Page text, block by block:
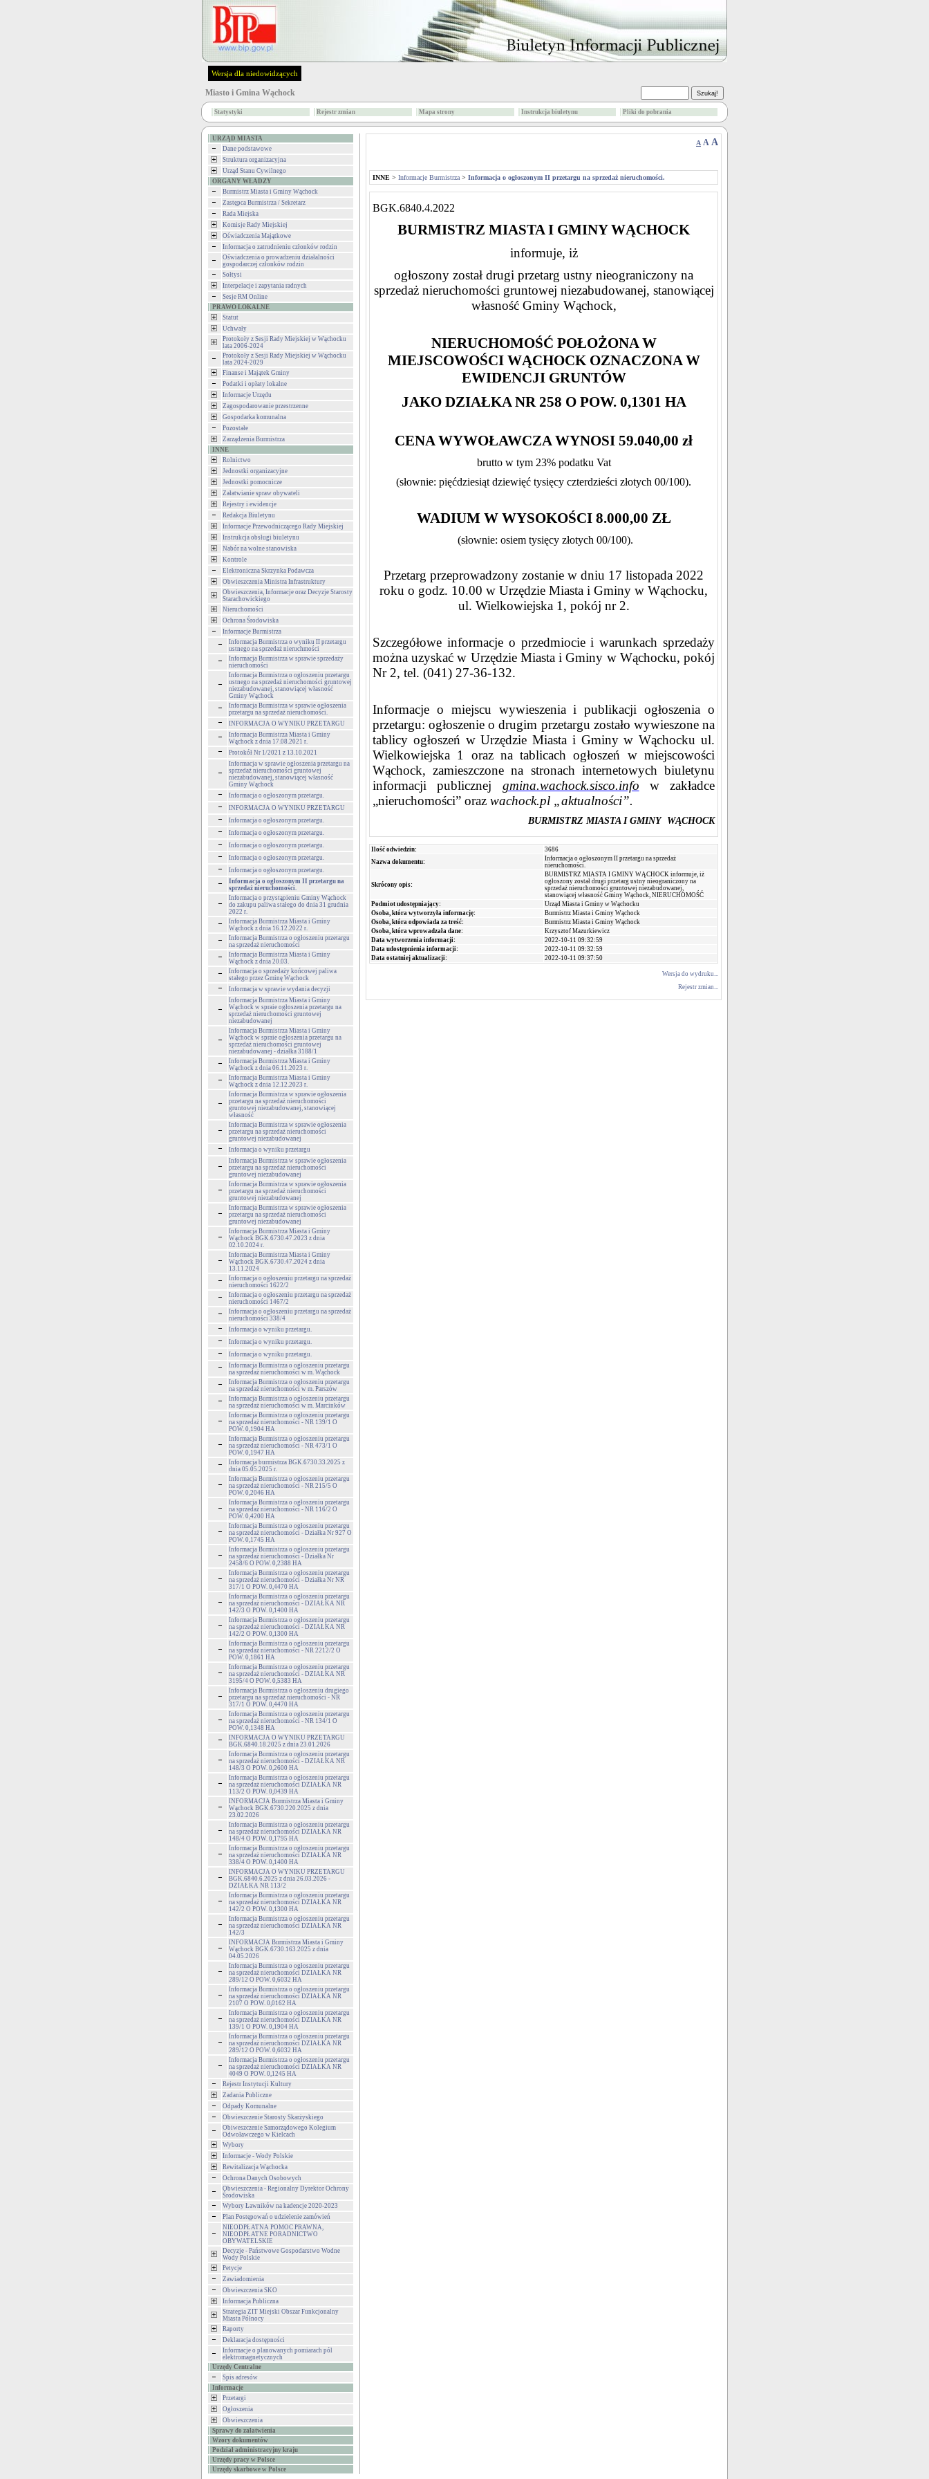
Wersja dla niedowidzących
Miasto i Gmina Wąchock
Statystyki Rejestr zmian Mapa strony Instrukcja biuletynu Pliki do pobrania
URZĄD MIASTA
Dane podstawowe
Struktura organizacyjna
Urząd Stanu Cywilnego
ORGANY WŁADZY
Burmistrz Miasta i Gminy Wąchock
Zastępca Burmistrza / Sekretarz
Rada Miejska
Komisje Rady Miejskiej
Oświadczenia Majątkowe
Informacja o zatrudnieniu członków rodzin
Oświadczenia o prowadzeniu działalności
gospodarczej członków rodzin
Sołtysi
Interpelacje i zapytania radnych
Sesje RM Online
PRAWO LOKALNE
Statut
Uchwały
Protokoły z Sesji Rady Miejskiej w Wąchocku
lata 2006-2024
Protokoły z Sesji Rady Miejskiej w Wąchocku
lata 2024-2029
Finanse i Majątek Gminy
Podatki i opłaty lokalne
Informacje Urzędu
Zagospodarowanie przestrzenne
Gospodarka komunalna
Pozostałe
Zarządzenia Burmistrza
INNE
Rolnictwo
Jednostki organizacyjne
Jednostki pomocnicze
Załatwianie spraw obywateli
Rejestry i ewidencje
Redakcja Biuletynu
Informacje Przewodniczącego Rady Miejskiej
Instrukcja obsługi biuletynu
Nabór na wolne stanowiska
Kontrole
Elektroniczna Skrzynka Podawcza
Obwieszczenia Ministra Infrastruktury
Obwieszczenia, Informacje oraz Decyzje Starosty
Starachowickiego
Nieruchomości
Ochrona Środowiska
Informacje Burmistrza
Informacja Burmistrza o wyniku II przetargu
ustnego na sprzedaż nieruchmości
Informacja Burmistrza w sprawie sprzedaży
nieruchomości
Informacja Burmistrza o ogłoszeniu przetargu
ustnego na sprzedaż nieruchomości gruntowej
niezabudowanej, stanowiącej własność
Gminy Wąchock
Informacja Burmistrza w sprawie ogłoszenia
przetargu na sprzedaż nieruchomości.
INFORMACJA O WYNIKU PRZETARGU
Informacja Burmistrza Miasta i Gminy
Wąchock z dnia 17.08.2021 r.
Protokół Nr 1/2021 z 13.10.2021
Informacja w sprawie ogłoszenia przetargu na
sprzedaż nieruchomości gruntowej
niezabudowanej, stanowiącej własność
Gminy Wąchock
Informacja o ogłoszonym przetargu.
INFORMACJA O WYNIKU PRZETARGU
Informacja o ogłoszonym przetargu.
Informacja o ogłoszonym przetargu.
Informacja o ogłoszonym przetargu.
Informacja o ogłoszonym przetargu.
Informacja o ogłoszonym przetargu.
Informacja o ogłoszonym II przetargu na
sprzedaż nieruchomości.
Informacja o przystąpieniu Gminy Wąchock
do zakupu paliwa stałego do dnia 31 grudnia
2022 r.
Informacja Burmistrza Miasta i Gminy
Wąchock z dnia 16.12.2022 r.
Informacja Burmistrza o ogłoszeniu przetargu
na sprzedaż nieruchomości
Informacja Burmistrza Miasta i Gminy
Wąchock z dnia 20.03.
Informacja o sprzedaży końcowej paliwa
stałego przez Gminę Wąchock
Informacja w sprawie wydania decyzji
Informacja Burmistrza Miasta i Gminy
Wąchock w spraie ogłoszenia przetargu na
sprzedaż nieruchomości gruntowej
niezabudowanej
Informacja Burmistrza Miasta i Gminy
Wąchock w spraie ogłoszenia przetargu na
sprzedaż nieruchomości gruntowej
niezabudowanej - działka 3188/1
Informacja Burmistrza Miasta i Gminy
Wąchock z dnia 06.11.2023 r.
Informacja Burmistrza Miasta i Gminy
Wąchock z dnia 12.12.2023 r.
Informacja Burmistrza w sprawie ogłoszenia
przetargu na sprzedaż nieruchomości
gruntowej niezabudowanej, stanowiącej
własność
Informacja Burmistrza w sprawie ogłoszenia
przetargu na sprzedaż nieruchomości
gruntowej niezabudowanej
Informacja o wyniku przetargu
Informacja Burmistrza w sprawie ogłoszenia
przetargu na sprzedaż nieruchomości
gruntowej niezabudowanej
Informacja Burmistrza w sprawie ogłoszenia
przetargu na sprzedaż nieruchomości
gruntowej niezabudowanej
Informacja Burmistrza w sprawie ogłoszenia
przetargu na sprzedaż nieruchomości
gruntowej niezabudowanej
Informacja Burmistrza Miasta i Gminy
Wąchock BGK.6730.47.2023 z dnia
02.10.2024 r.
Informacja Burmistrza Miasta i Gminy
Wąchock BGK.6730.47.2024 z dnia
13.11.2024
Informacja o ogłoszeniu przetargu na sprzedaż
nieruchomości 1622/2
Informacja o ogłoszeniu przetargu na sprzedaż
nieruchomości 1467/2
Informacja o ogłoszeniu przetargu na sprzedaż
nieruchomości 338/4
Informacja o wyniku przetargu.
Informacja o wyniku przetargu.
Informacja o wyniku przetargu.
Informacja Burmistrza o ogłoszeniu przetargu
na sprzedaż nieruchomości w m. Wąchock
Informacja Burmistrza o ogłoszeniu przetargu
na sprzedaż nieruchomości w m. Parszów
Informacja Burmistrza o ogłoszeniu przetargu
na sprzedaż nieruchomości w m. Marcinków
Informacja Burmistrza o ogłoszeniu przetargu
na sprzedaż nieruchomości - NR 139/1 O
POW. 0,1904 HA
Informacja Burmistrza o ogłoszeniu przetargu
na sprzedaż nieruchomości - NR 473/1 O
POW. 0,1947 HA
Informacja burmistrza BGK.6730.33.2025 z
dnia 05.05.2025 r.
Informacja Burmistrza o ogłoszeniu przetargu
na sprzedaż nieruchomości - NR 215/5 O
POW. 0,2046 HA
Informacja Burmistrza o ogłoszeniu przetargu
na sprzedaż nieruchomości - NR 116/2 O
POW. 0,4200 HA
Informacja Burmistrza o ogłoszeniu przetargu
na sprzedaż nieruchomości - Działka Nr 927 O
POW. 0,1745 HA
Informacja Burmistrza o ogłoszeniu przetargu
na sprzedaż nieruchomości - Działka Nr
2458/6 O POW. 0,2388 HA
Informacja Burmistrza o ogłoszeniu przetargu
na sprzedaż nieruchomości - Działka Nr NR
317/1 O POW. 0,4470 HA
Informacja Burmistrza o ogłoszeniu przetargu
na sprzedaż nieruchomości - DZIAŁKA NR
142/3 O POW. 0,1400 HA
Informacja Burmistrza o ogłoszeniu przetargu
na sprzedaż nieruchomości - DZIAŁKA NR
142/2 O POW. 0,1300 HA
Informacja Burmistrza o ogłoszeniu przetargu
na sprzedaż nieruchomości - NR 2212/2 O
POW. 0,1861 HA
Informacja Burmistrza o ogłoszeniu przetargu
na sprzedaż nieruchomości - DZIAŁKA NR
3195/4 O POW. 0,5383 HA
Informacja Burmistrza o ogłoszeniu drugiego
przetargu na sprzedaż nieruchomości - NR
317/1 O POW. 0,4470 HA
Informacja Burmistrza o ogłoszeniu przetargu
na sprzedaż nieruchomości - NR 134/1 O
POW. 0,1348 HA
INFORMACJA O WYNIKU PRZETARGU
BGK.6840.18.2025 z dnia 23.01.2026
Informacja Burmistrza o ogłoszeniu przetargu
na sprzedaż nieruchomości - DZIAŁKA NR
148/3 O POW. 0,2600 HA
Informacja Burmistrza o ogłoszeniu przetargu
na sprzedaż nieruchomości DZIAŁKA NR
113/2 O POW. 0,0439 HA
INFORMACJA Burmistrza Miasta i Gminy
Wąchock BGK.6730.220.2025 z dnia
23.02.2026
Informacja Burmistrza o ogłoszeniu przetargu
na sprzedaż nieruchomości DZIAŁKA NR
148/4 O POW. 0,1795 HA
Informacja Burmistrza o ogłoszeniu przetargu
na sprzedaż nieruchomości DZIAŁKA NR
338/4 O POW. 0,1400 HA
INFORMACJA O WYNIKU PRZETARGU
BGK.6840.6.2025 z dnia 26.03.2026 -
DZIAŁKA NR 113/2
Informacja Burmistrza o ogłoszeniu przetargu
na sprzedaż nieruchomości DZIAŁKA NR
142/2 O POW. 0,1300 HA
Informacja Burmistrza o ogłoszeniu przetargu
na sprzedaż nieruchomości DZIAŁKA NR
142/3
INFORMACJA Burmistrza Miasta i Gminy
Wąchock BGK.6730.163.2025 z dnia
04.05.2026
Informacja Burmistrza o ogłoszeniu przetargu
na sprzedaż nieruchomości DZIAŁKA NR
289/12 O POW. 0,6032 HA
Informacja Burmistrza o ogłoszeniu przetargu
na sprzedaż nieruchomości DZIAŁKA NR
2107 O POW. 0,0162 HA
Informacja Burmistrza o ogłoszeniu przetargu
na sprzedaż nieruchomości DZIAŁKA NR
139/1 O POW. 0,1904 HA
Informacja Burmistrza o ogłoszeniu przetargu
na sprzedaż nieruchomości DZIAŁKA NR
289/12 O POW. 0,6032 HA
Informacja Burmistrza o ogłoszeniu przetargu
na sprzedaż nieruchomości DZIAŁKA NR
4049 O POW. 0,1245 HA
Rejestr Instytucji Kultury
Zadania Publiczne
Odpady Komunalne
Obwieszczenie Starosty Skarżyskiego
Obiweszczenie Samorządowego Kolegium
Odwoławczego w Kielcach
Wybory
Informacje - Wody Polskie
Rewitalizacja Wąchocka
Ochrona Danych Osobowych
Obwieszczenia - Regionalny Dyrektor Ochrony
Środowiska
Wybory Ławników na kadencje 2020-2023
Plan Postępowań o udzielenie zamówień
NIEODPŁATNA POMOC PRAWNA,
NIEODPŁATNE PORADNICTWO
OBYWATELSKIE
Decyzje - Państwowe Gospodarstwo Wodne
Wody Polskie
Petycje
Zawiadomienia
Obwieszczenia SKO
Informacja Publiczna
Strategia ZIT Miejski Obszar Funkcjonalny
Miasta Północy
Raporty
Deklaracja dostępności
Informacje o planowanych pomiarach pól
elektromagnetycznych
Urzędy Centralne
Spis adresów
Informacje
Przetargi
Ogłoszenia
Obwieszczenia
Sprawy do załatwienia
Wzory dokumentów
Podział administracyjny kraju
Urzędy pracy w Polsce
Urzędy skarbowe w Polsce
A A A
INNE > Informacje Burmistrza > Informacja o ogłoszonym II przetargu na sprzedaż nieruchomości.
BGK.6840.4.2022
BURMISTRZ MIASTA I GMINY WĄCHOCK
informuje, iż
ogłoszony został drugi przetarg ustny nieograniczony na
sprzedaż nieruchomości gruntowej niezabudowanej, stanowiącej
własność Gminy Wąchock,
NIERUCHOMOŚĆ POŁOŻONA W
MIEJSCOWOŚCI WĄCHOCK OZNACZONA W
EWIDENCJI GRUNTÓW
JAKO DZIAŁKA NR 258 O POW. 0,1301 HA
CENA WYWOŁAWCZA WYNOSI 59.040,00 zł
brutto w tym 23% podatku Vat
(słownie: pięćdziesiąt dziewięć tysięcy czterdzieści złotych 00/100).
WADIUM W WYSOKOŚCI 8.000,00 ZŁ
(słownie: osiem tysięcy złotych 00/100).
Przetarg przeprowadzony zostanie w dniu 17 listopada 2022
roku o godz. 10.00 w Urzędzie Miasta i Gminy w Wąchocku,
ul. Wielkowiejska 1, pokój nr 2.
Szczegółowe informacje o przedmiocie i warunkach sprzedaży
można uzyskać w Urzędzie Miasta i Gminy w Wąchocku, pokój
Nr 2, tel. (041) 27-36-132.
Informacje o miejscu wywieszenia i publikacji ogłoszenia o
przetargu: ogłoszenie o drugim przetargu zostało wywieszone na
tablicy ogłoszeń w Urzędzie Miasta i Gminy w Wąchocku ul.
Wielkowiejska 1 oraz na tablicach ogłoszeń w miejscowości
Wąchock, zamieszczone na stronach internetowych biuletynu
informacji publicznej gmina.wachock.sisco.info w zakładce
„nieruchomości” oraz wachock.pl „aktualności”.
BURMISTRZ MIASTA I GMINY WĄCHOCK
Ilość odwiedzin:
3686
Nazwa dokumentu:
Informacja o ogłoszonym II przetargu na sprzedaż
nieruchomości.
Skrócony opis:
BURMISTRZ MIASTA I GMINY WĄCHOCK informuje, iż
ogłoszony został drugi przetarg ustny nieograniczony na
sprzedaż nieruchomości gruntowej niezabudowanej,
stanowiącej własność Gminy Wąchock, NIERUCHOMOŚĆ
Podmiot udostępniający:
Urząd Miasta i Gminy w Wąchocku
Osoba, która wytworzyła informację:
Burmistrz Miasta i Gminy Wąchock
Osoba, która odpowiada za treść:
Burmistrz Miasta i Gminy Wąchock
Osoba, która wprowadzała dane:
Krzysztof Mazurkiewicz
Data wytworzenia informacji:
2022-10-11 09:32:59
Data udostępnienia informacji:
2022-10-11 09:32:59
Data ostatniej aktualizacji:
2022-10-11 09:37:50
Wersja do wydruku...
Rejestr zmian...